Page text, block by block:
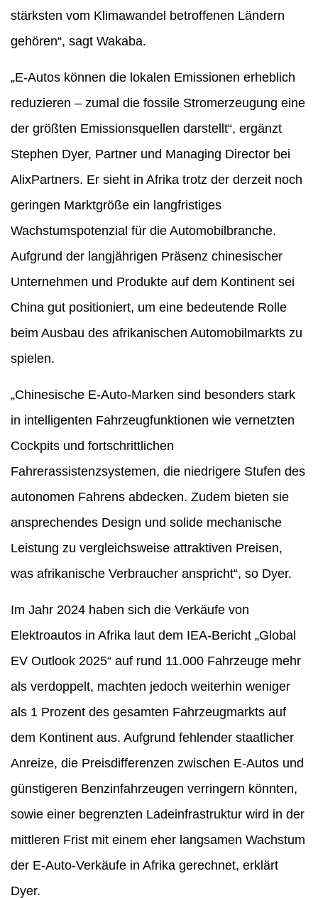
stärksten vom Klimawandel betroffenen Ländern
gehören“, sagt Wakaba.
„E-Autos können die lokalen Emissionen erheblich
reduzieren – zumal die fossile Stromerzeugung eine
der größten Emissionsquellen darstellt“, ergänzt
Stephen Dyer, Partner und Managing Director bei
AlixPartners. Er sieht in Afrika trotz der derzeit noch
geringen Marktgröße ein langfristiges
Wachstumspotenzial für die Automobilbranche.
Aufgrund der langjährigen Präsenz chinesischer
Unternehmen und Produkte auf dem Kontinent sei
China gut positioniert, um eine bedeutende Rolle
beim Ausbau des afrikanischen Automobilmarkts zu
spielen.
„Chinesische E-Auto-Marken sind besonders stark
in intelligenten Fahrzeugfunktionen wie vernetzten
Cockpits und fortschrittlichen
Fahrerassistenzsystemen, die niedrigere Stufen des
autonomen Fahrens abdecken. Zudem bieten sie
ansprechendes Design und solide mechanische
Leistung zu vergleichsweise attraktiven Preisen,
was afrikanische Verbraucher anspricht“, so Dyer.
Im Jahr 2024 haben sich die Verkäufe von
Elektroautos in Afrika laut dem IEA-Bericht „Global
EV Outlook 2025“ auf rund 11.000 Fahrzeuge mehr
als verdoppelt, machten jedoch weiterhin weniger
als 1 Prozent des gesamten Fahrzeugmarkts auf
dem Kontinent aus. Aufgrund fehlender staatlicher
Anreize, die Preisdifferenzen zwischen E-Autos und
günstigeren Benzinfahrzeugen verringern könnten,
sowie einer begrenzten Ladeinfrastruktur wird in der
mittleren Frist mit einem eher langsamen Wachstum
der E-Auto-Verkäufe in Afrika gerechnet, erklärt
Dyer.